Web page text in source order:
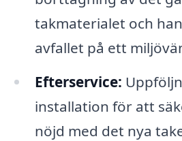
takmaterialet och
avfallet på ett
Efterservice:
installation för att
nöjd med det nya